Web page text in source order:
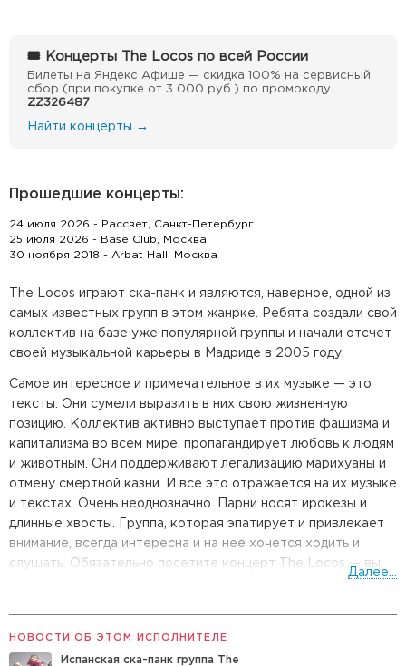
🎟 Концерты The Locos по всей России
Билеты на Яндекс Афише — скидка 100% на сервисный
сбор (при покупке от 3 000 руб.) по промокоду
ZZ326487
Найти концерты →
Прошедшие концерты:
24 июля 2026 - Рассвет, Санкт-Петербург
25 июля 2026 - Base Club, Москва
30 ноября 2018 - Arbat Hall, Москва
The Locos играют ска-панк и являются, наверное, одной из
самых известных групп в этом жанрке. Ребята создали свой
коллектив на базе уже популярной группы и начали отсчет
своей музыкальной карьеры в Мадриде в 2005 году.
Самое интересное и примечательное в их музыке — это
тексты. Они сумели выразить в них свою жизненную
позицию. Коллектив активно выступает против фашизма и
капитализма во всем мире, пропагандирует любовь к людям
и животным. Они поддерживают легализацию марихуаны и
отмену смертной казни. И все это отражается на их музыке
и текстах. Очень неоднозначно. Парни носят ирокезы и
длинные хвосты. Группа, которая эпатирует и привлекает
внимание, всегда интересна и на нее хочется ходить и
слушать. Обязательно посетите концерт The Locos — вы
Далее...
НОВОСТИ ОБ ЭТОМ ИСПОЛНИТЕЛЕ
Испанская ска-панк группа The